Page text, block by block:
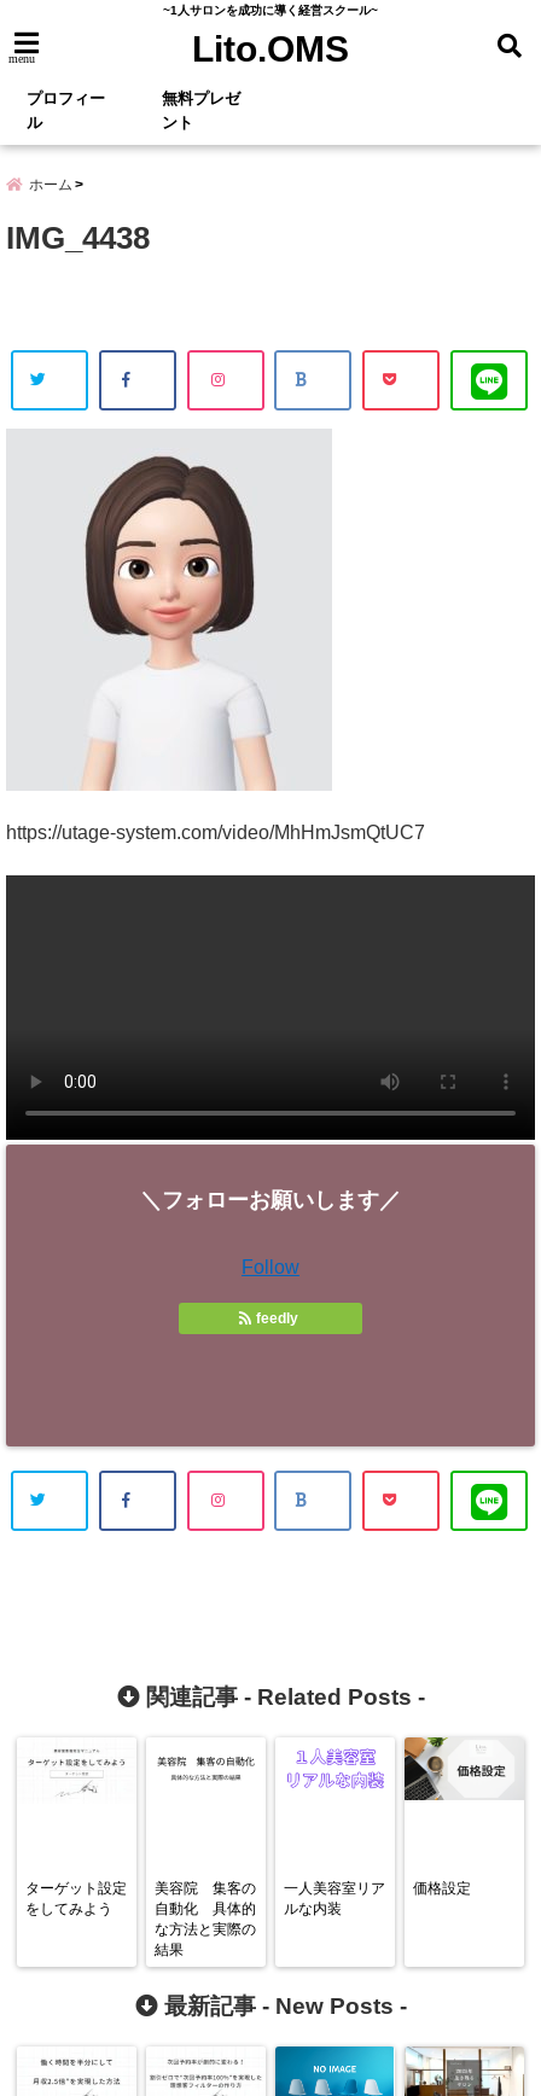
~1人サロンを成功に導く経営スクール~
menu Lito.OMS
プロフィー
ル
無料プレゼ
ント
ホーム
IMG_4438
https://utage-system.com/video/MhHmJsmQtUC7
＼フォローお願いします／
Follow
feedly
関連記事 - Related Posts -
ターゲット設定
をしてみよう
美容院 集客の
自動化 具体的
な方法と実際の
結果
一人美容室リア
ルな内装
価格設定
最新記事 - New Posts -